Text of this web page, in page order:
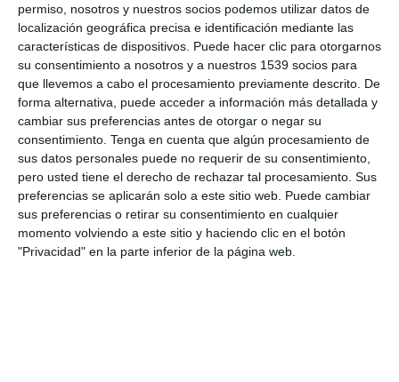
permiso, nosotros y nuestros socios podemos utilizar datos de
localización geográfica precisa e identificación mediante las
características de dispositivos. Puede hacer clic para otorgarnos
su consentimiento a nosotros y a nuestros 1539 socios para
que llevemos a cabo el procesamiento previamente descrito. De
forma alternativa, puede acceder a información más detallada y
cambiar sus preferencias antes de otorgar o negar su
consentimiento. Tenga en cuenta que algún procesamiento de
sus datos personales puede no requerir de su consentimiento,
pero usted tiene el derecho de rechazar tal procesamiento. Sus
preferencias se aplicarán solo a este sitio web. Puede cambiar
sus preferencias o retirar su consentimiento en cualquier
momento volviendo a este sitio y haciendo clic en el botón
"Privacidad" en la parte inferior de la página web.